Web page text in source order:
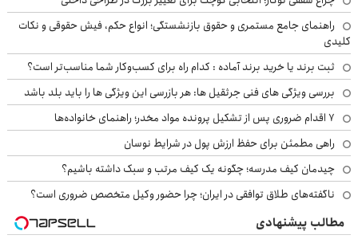
راهنمای جامع مستمری و حقوق بازنشستگی؛ انواع حکم، فیش حقوقی و نکات
کلیدی
ثبت برند یا خرید برند آماده : کدام راه برای کسب‌وکار شما مناسب‌تر است؟
بررسی ویژگی های فنی جرثقیل ها: هر بازرسی این ویژگی ها را باید بلد باشد
۷ اقدام ضروری پس از تشکیل پرونده مواد مخدر؛ راهنمای خانواده‌ها
راهی مطمئن برای حفظ ارزش پول در شرایط نوسان
چیدمان کیف مدرسه؛ چگونه یک کیف مرتب و سبک داشته باشیم؟
ناگفته‌های طلاق توافقی در ایران؛ چرا حضور وکیل متخصص ضروری است؟
مطالب پیشنهادی